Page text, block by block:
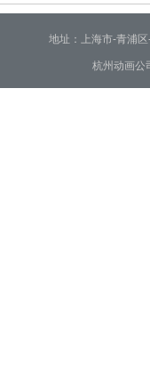
2026/01/28
地址：上海市-青浦
杭州动画公